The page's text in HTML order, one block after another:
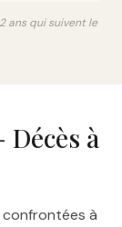
ans qui suivent le
à
confrontées à